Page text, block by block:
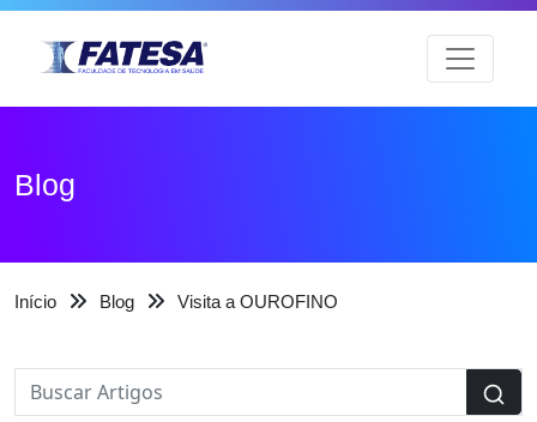
Blog
Início Blog Visita a OUROFINO